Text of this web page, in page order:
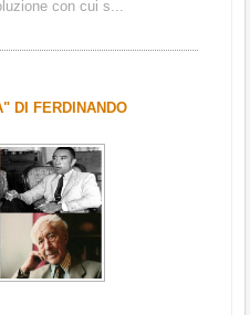
con cui s...
DI FERDINANDO